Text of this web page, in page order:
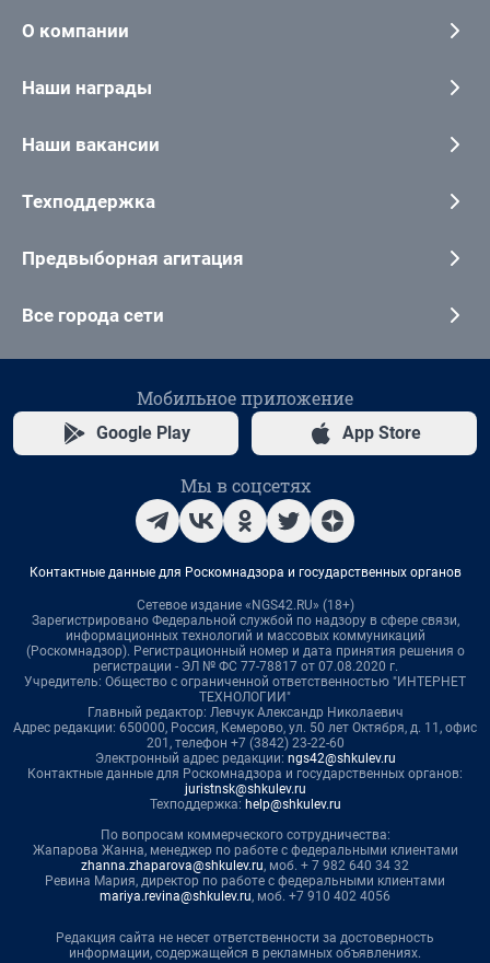
О компании
Наши награды
Наши вакансии
Техподдержка
Предвыборная агитация
Все города сети
Мобильное приложение
Google Play App Store
Мы в соцсетях
Контактные данные для Роскомнадзора и государственных органов
Сетевое издание «NGS42.RU» (18+)
Зарегистрировано Федеральной службой по надзору в сфере связи,
информационных технологий и массовых коммуникаций
(Роскомнадзор). Регистрационный номер и дата принятия решения о
регистрации - ЭЛ № ФС 77-78817 от 07.08.2020 г.
Учредитель: Общество с ограниченной ответственностью "ИНТЕРНЕТ
ТЕХНОЛОГИИ"
Главный редактор: Левчук Александр Николаевич
Адрес редакции: 650000, Россия, Кемерово, ул. 50 лет Октября, д. 11, офис
201, телефон +7 (3842) 23-22-60
Электронный адрес редакции: ngs42@shkulev.ru
Контактные данные для Роскомнадзора и государственных органов:
juristnsk@shkulev.ru
Техподдержка: help@shkulev.ru
По вопросам коммерческого сотрудничества:
Жапарова Жанна, менеджер по работе с федеральными клиентами
zhanna.zhaparova@shkulev.ru, моб. + 7 982 640 34 32
Ревина Мария, директор по работе с федеральными клиентами
mariya.revina@shkulev.ru, моб. +7 910 402 4056
Редакция сайта не несет ответственности за достоверность
информации, содержащейся в рекламных объявлениях.